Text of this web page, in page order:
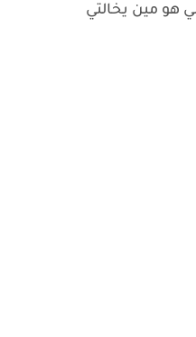
هو مين يخالتي